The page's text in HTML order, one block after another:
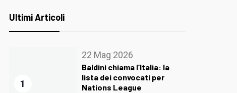
Ultimi Articoli
1
22 Mag 2026
Baldini chiama l’Italia: la
lista dei convocati per
Nations League